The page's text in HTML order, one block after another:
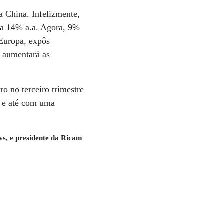
China. Infelizmente,
14% a.a. Agora, 9%
expôs
as
no terceiro trimestre
até com uma
e presidente da Ricam